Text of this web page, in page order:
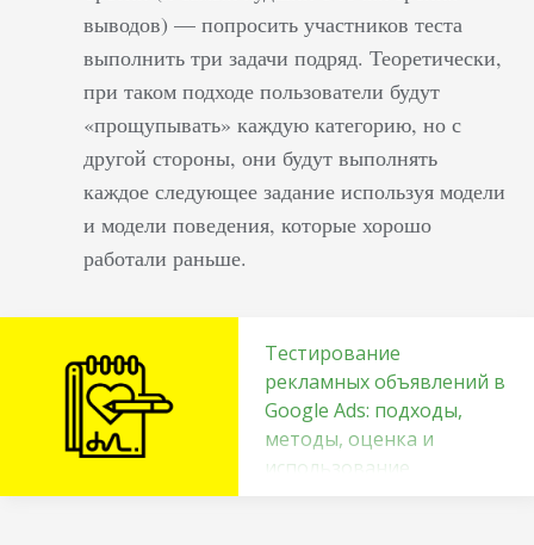
выводов) — попросить участников теста
выполнить три задачи подряд. Теоретически,
при таком подходе пользователи будут
«прощупывать» каждую категорию, но с
другой стороны, они будут выполнять
каждое следующее задание используя модели
и модели поведения, которые хорошо
работали раньше.
Тестирование
рекламных объявлений в
Google Ads: подходы,
методы, оценка и
использование